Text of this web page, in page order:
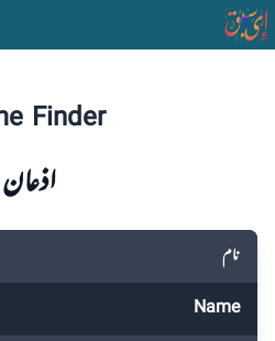
Finder
اذعان
نام
Name